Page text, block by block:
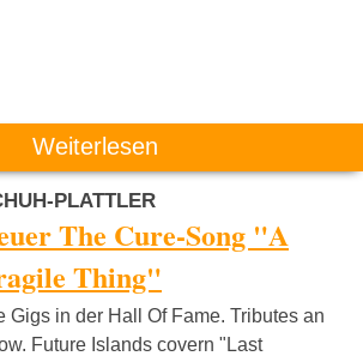
Weiterlesen
PLATTLER
The Cure-Song "A
Thing"
Gigs in der Hall Of Fame. Tributes an
Future Islands covern "Last